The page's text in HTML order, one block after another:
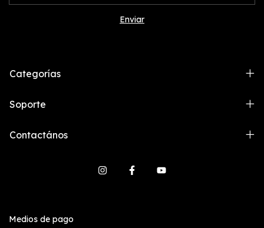
Categorías
Soporte
Contactános
Medios de pago